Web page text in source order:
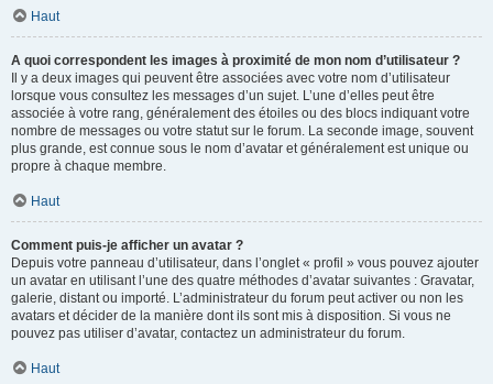
Haut
A quoi correspondent les images à proximité de mon nom d’utilisateur ?
Il y a deux images qui peuvent être associées avec votre nom d’utilisateur
lorsque vous consultez les messages d’un sujet. L’une d’elles peut être
associée à votre rang, généralement des étoiles ou des blocs indiquant votre
nombre de messages ou votre statut sur le forum. La seconde image, souvent
plus grande, est connue sous le nom d’avatar et généralement est unique ou
propre à chaque membre.
Haut
Comment puis-je afficher un avatar ?
Depuis votre panneau d’utilisateur, dans l’onglet « profil » vous pouvez ajouter
un avatar en utilisant l’une des quatre méthodes d’avatar suivantes : Gravatar,
galerie, distant ou importé. L’administrateur du forum peut activer ou non les
avatars et décider de la manière dont ils sont mis à disposition. Si vous ne
pouvez pas utiliser d’avatar, contactez un administrateur du forum.
Haut